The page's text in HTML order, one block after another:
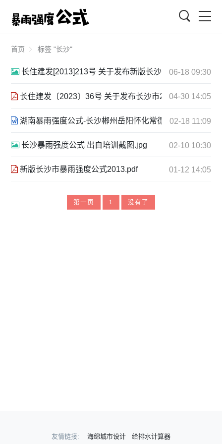
首页 标签 "长沙"
长住建发[2013]213号 关于发布新版长沙市暴雨强度公式
06-18 09:30
长住建发〔2023〕36号 关于发布长沙市2022暴雨强度公
04-30 14:05
湖南暴雨强度公式-长沙郴州岳阳怀化常德株洲邵阳益阳
02-18 11:09
长沙暴雨强度公式 出自培训截图.jpg 02-10 10:30
新版长沙市暴雨强度公式2013.pdf 01-12 14:05
第一页 1 没有了
友情链接: 海绵城市设计 给排水计算器